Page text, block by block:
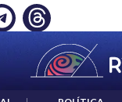
CARTA DE